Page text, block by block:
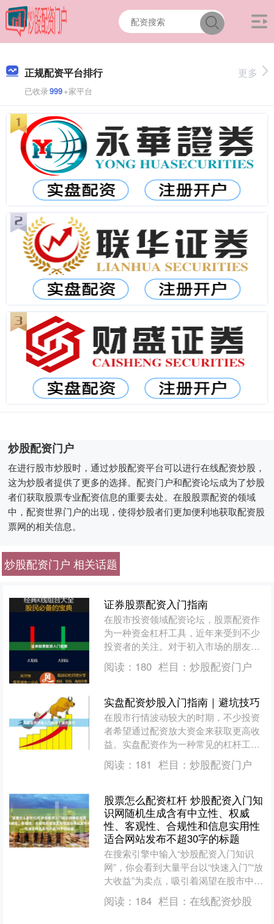
正规配资平台排行
已收录999+家平台
更多
炒股配资门户
在进行股市炒股时，通过炒股配资平台可以进行在线配资炒股，
这为炒股者提供了更多的选择。配资门户和配资论坛成为了炒股
者们获取股票专业配资信息的重要去处。在股股票配资的领域
中，配资世界门户的出现，使得炒股者们更加便利地获取配资股
票网的相关信息。
炒股配资门户 相关话题
证券股票配资入门指南
在股市投资领域配资论坛，股票配资作
为一种资金杠杆工具，近年来受到不少
投资者的关注。对于初入市场的朋友来
说，了解配资的基本概念、运作模式及
潜在风险，是迈出理性投资....
阅读： 180 栏目： 炒股配资门户
实盘配资炒股入门指南｜避坑技巧
在股市行情波动较大的时期，不少投资
者希望通过配资放大资金来获取更高收
益。实盘配资作为一种常见的杠杆工
具，确实能够帮助投资者在行情向好时
放大收益，但同时也伴随着较....
阅读： 181 栏目： 炒股配资门户
股票怎么配资杠杆 炒股配资入门知
识网随机生成含有中立性、权威
性、客观性、合规性和信息实用性
适合网站发布不超30字的标题
在搜索引擎中输入“炒股配资入门知识
网”，你会看到大量平台以“快速入门”“放
大收益”为卖点，吸引着渴望在股市中快
速致富的投资者。配资，这个看似能撬
动财富的金融杠杆....
阅读： 184 栏目： 在线配资炒股